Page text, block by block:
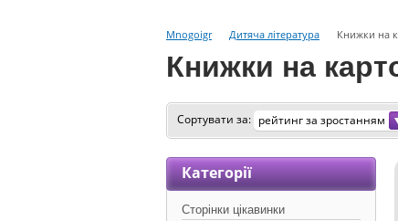
Mnogoigr Дитяча література Книжки на
Книжки на
Сортувати за: рейтинг за зростанням
Категорії
Сторінки цікавинки